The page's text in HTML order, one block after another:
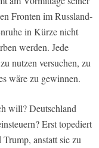
Fronten im Russland-
in Kürze nicht
werden. Jede
nutzen versuchen, zu
wäre zu gewinnen.
will? Deutschland
Erst topediert
anstatt sie zu